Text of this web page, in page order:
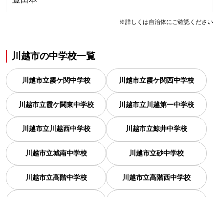
※詳しくは自治体にご確認ください
川越市の中学校一覧
川越市立霞ケ関中学校 川越市立霞ケ関西中学校
川越市立霞ケ関東中学校 川越市立川越第一中学校
川越市立川越西中学校 川越市立鯨井中学校
川越市立城南中学校 川越市立砂中学校
川越市立高階中学校 川越市立高階西中学校